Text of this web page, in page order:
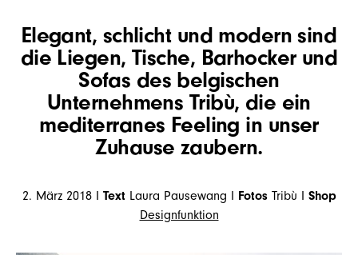
Elegant, schlicht und modern sind
die Liegen, Tische, Barhocker und
Sofas des belgischen
Unternehmens Tribù, die ein
mediterranes Feeling in unser
Zuhause zaubern.
2. März 2018 I Text Laura Pausewang I Fotos Tribù I Shop
Designfunktion